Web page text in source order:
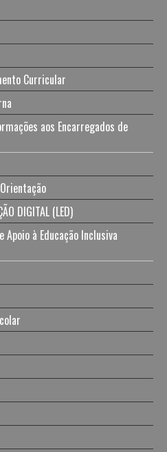
Curricular
aos Encarregados de
DIGITAL (LED)
à Educação Inclusiva